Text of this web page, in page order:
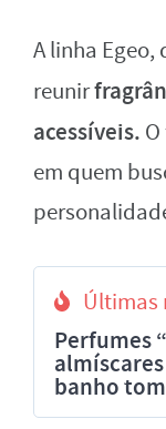
A linha
reunir
acessíveis.
em quem
Últimas
Perfumes
banho